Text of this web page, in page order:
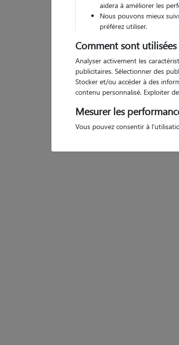
aidera à améliorer les
Nous pouvons mieux
préférez utiliser.
Comment sont
Analyser activement les
publicitaires. Sélectionner des
Stocker et/ou accéder à des
contenu personnalisé. Exploiter
Mesurer les
Vous pouvez consentir à